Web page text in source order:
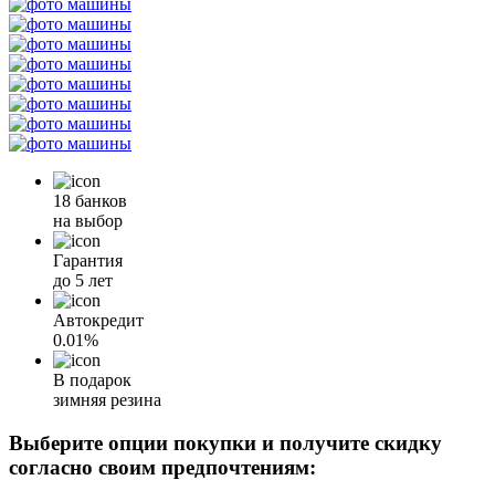
18 банков
на выбор
Гарантия
до 5 лет
Автокредит
0.01%
В подарок
зимняя резина
Выберите опции покупки и получите скидку
согласно своим предпочтениям: